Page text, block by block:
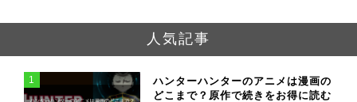
人気記事
1
ハンターハンターのアニメは漫画の
どこまで？原作で続きをお得に読む